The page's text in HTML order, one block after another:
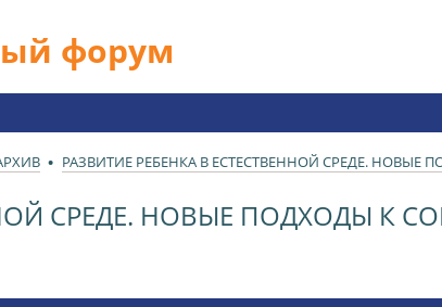
форум
РАЗВИТИЕ РЕБЕНКА В ЕСТЕСТВЕННОЙ СРЕДЕ.
СРЕДЕ. НОВЫЕ ПОДХОДЫ К